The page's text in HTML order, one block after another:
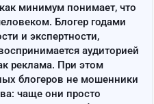
минимум понимает, что
Блогер годами
и экспертности,
аудиторией
реклама. При этом
блогеров не мошенники
чаще они просто